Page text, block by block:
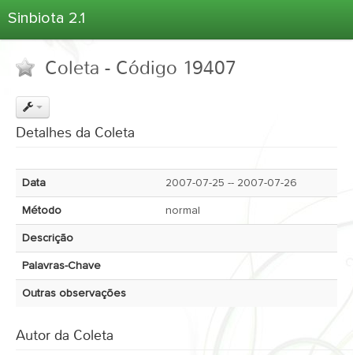
Sinbiota 2.1
Informações Ambientais
Coletas
Atlas 2.1
Estatísticas
Sobre o Sinbiota
Login
Coleta - Código 19407
Detalhes da Coleta
Data 2007-07-25 -- 2007-07-26
Método normal
Descrição
Palavras-Chave
Outras observações
Autor da Coleta